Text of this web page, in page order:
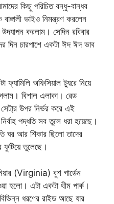
কিছু পরিচিত বন্ধু-বান্ধব
ভাইও নিমন্ত্রণ করলেন
উদযাপন করলাম। সেদিন রবিবার
দিন চারপাশে একটা ঈদ ঈদ ভাব
ফ্যামিলি অফিসিয়াল ট্যুরে নিয়ে
বিশাল এলাকা। রেড
উপর নির্ভর করে এই
পদ্ধতি সব তুলে ধরা হয়েছে।
ঘর আর শিকার ছিলো তাদের
তুলেছে।
(Virginia) বুশ গার্ডেন
এটা একটা থীম পার্ক।
ধরণের রাইড আছে যার